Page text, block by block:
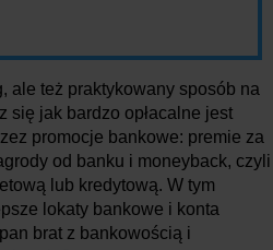
ale też praktykowany sposób na
się jak bardzo opłacalne jest
promocje bankowe: premie za
od banku i moneyback, czyli
lub kredytową. W tym
lokaty bankowe i konta
brat z bankowością i